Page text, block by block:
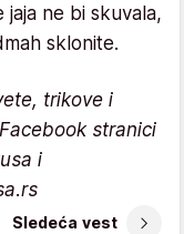
ne bi skuvala,
sklonite.
trikove i
stranici
i
Sledeća vest